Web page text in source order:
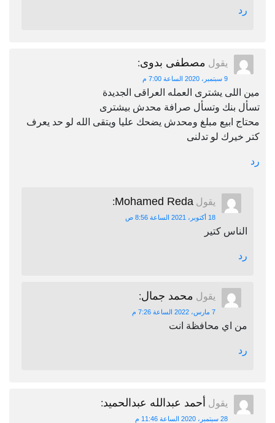
رد
يقول مصطفى بدوى:
9 سبتمبر، 2020 الساعة 7:00 م
مين اللى يشترى العمله العراقى الجديدة
تسأل بنك وتسأل صرافة محدش بيشترى
محتاج ابيع مبلغ ومحدش يضحك عليا ويتقى الله لو حد يعرف
كتر خيرك لو تدلنى
رد
يقول Mohamed Reda
:
18 أكتوبر، 2021 الساعة 8:56 ص
الناس كتير
رد
يقول محمد جمال:
7 مارس، 2022 الساعة 7:26 م
من اي محافظة انت
رد
يقول أحمد عبدالله عبدالحميد:
28 سبتمبر، 2020 الساعة 11:46 م